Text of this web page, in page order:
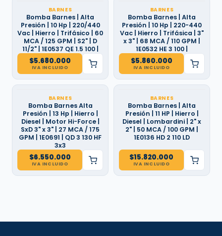
BARNES
Bomba Barnes | Alta
Presión | 10 Hp | 220/440
Vac | Hierro | Trifásico | 60
MCA / 125 GPM | S2" | D
11/2" | 1E0537 QE 1.5 100 |
$5.680.000
IVA INCLUIDO
BARNES
Bomba Barnes | Alta
Presión | 10 Hp | 220-440
Vac | Hierro | Trifásica | 3"
x 3" | 68 MCA / 110 GPM |
1E0532 HE 3 100 |
$5.860.000
IVA INCLUIDO
BARNES
Bomba Barnes Alta
Presión | 13 Hp | Hierro |
Diesel | Motor Hi-Force |
SxD 3" x 3" | 27 MCA / 175
GPM | 1E0691 | QD 3 130 HF
3x3
$6.550.000
IVA INCLUIDO
BARNES
Bomba Barnes | Alta
Presión | 11 HP | Hierro |
Diesel | Lombardini | 2" x
2" | 50 MCA / 100 GPM |
1E0136 HD 2 110 LD
$15.820.000
IVA INCLUIDO